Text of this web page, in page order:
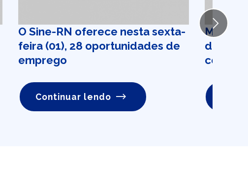
O Sine-RN oferece nesta sexta-
feira (01), 28 oportunidades de
emprego
Continuar lendo
dispara
com
Next